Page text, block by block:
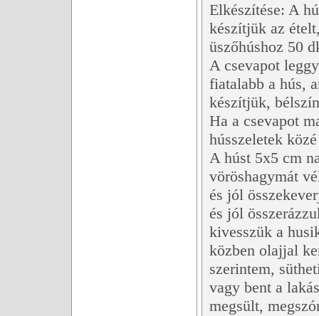
Elkészítése: A
készítjük az
üszőhúshoz 50
A csevapot
fiatalabb a hús,
készítjük,
Ha a csevapot
hússzeletek
A húst 5x5 cm
vöröshagymát
és jól
és jól
kivesszük a
közben olajjal
szerintem,
vagy bent a
megsült,